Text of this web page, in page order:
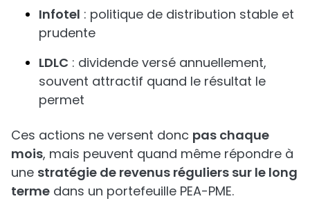
Infotel : politique de distribution stable et
prudente
LDLC : dividende versé annuellement,
souvent attractif quand le résultat le
permet
Ces actions ne versent donc pas chaque
mois, mais peuvent quand même répondre à
une stratégie de revenus réguliers sur le long
terme dans un portefeuille PEA-PME.